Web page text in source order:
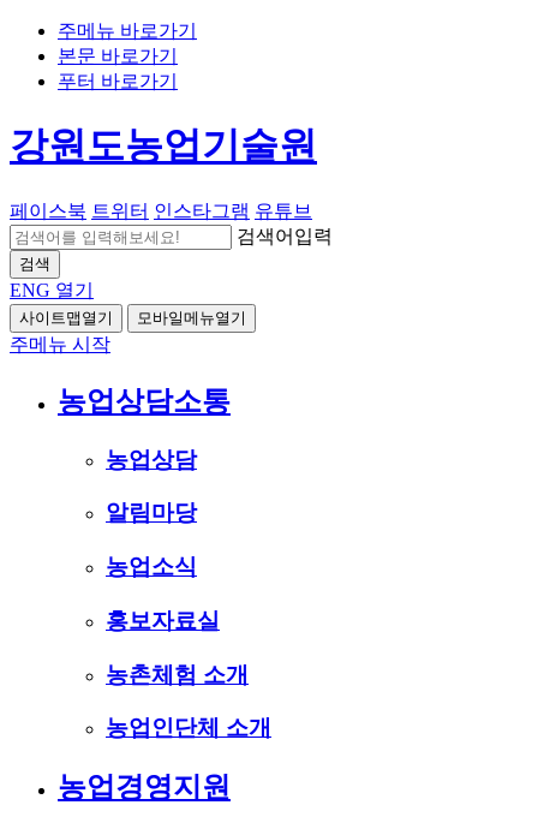
주메뉴 바로가기
본문 바로가기
푸터 바로가기
강원도농업기술원
페이스북 트위터 인스타그램 유튜브
검색어입력
검색
ENG 열기
사이트맵열기 모바일메뉴열기
주메뉴 시작
농업상담소통
농업상담
알림마당
농업소식
홍보자료실
농촌체험 소개
농업인단체 소개
농업경영지원